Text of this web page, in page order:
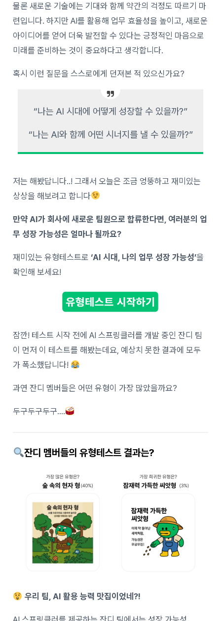
물론 새로운 기술에는 기대와 함께 약간의 걱정도 따르기 마
련입니다. 하지만 AI를 활용해 업무 효율성을 높이고, 새로운
아이디어를 얻어 더욱 발전할 수 있다는 긍정적인 마음으로
미래를 준비하는 것이 중요하다고 생각합니다.
혹시 이런 질문을 스스로에게 던져본 적 있으신가요?
“나는 AI 시대에 어떻게 성장할 수 있을까?”
“나는 AI와 함께 어떤 시너지를 낼 수 있을까?”
저는 해봤답니다..! 그래서 오늘은 조금 엉뚱하고 재미있는
상상을 해보려고 합니다
만약 AI가 회사에 새로운 팀원으로 합류한다면, 여러분의 업
무 성장 가능성은 얼마나 될까요?
재미있는 유형테스트로‘AI 시대, 나의 업무 성장 가능성’을
확인해 보세요!
잠깐! 테스트 시작 전에 AI 스프링클러를 개발 중인 잔디 팀
이 먼저 이 테스트를 해봤는데요, 예상치 못한 결과에 모두
가 폭소했답니다!
과연 잔디 멤버들은 어떤 유형이 가장 많았을까요?
두구두구두구….
잔디 멤버들의 유형테스트 결과는?
우리 팀, AI 활용 능력 맛집이었네?!